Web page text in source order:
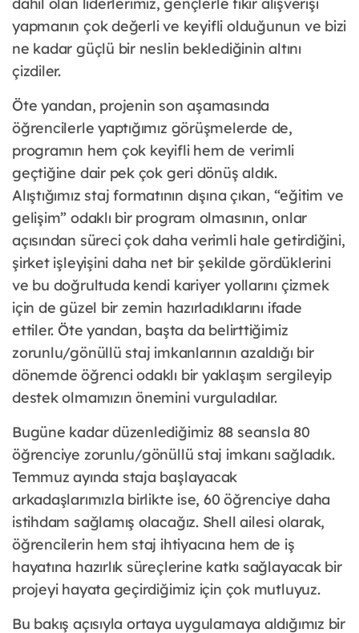
dahil olan liderlerimiz, gençlerle fikir alışverişi
yapmanın çok değerli ve keyifli olduğunun ve bizi
ne kadar güçlü bir neslin beklediğinin altını
çizdiler.
Öte yandan, projenin son aşamasında
öğrencilerle yaptığımız görüşmelerde de,
programın hem çok keyifli hem de verimli
geçtiğine dair pek çok geri dönüş aldık.
Alıştığımız staj formatının dışına çıkan, “eğitim ve
gelişim” odaklı bir program olmasının, onlar
açısından süreci çok daha verimli hale getirdiğini,
şirket işleyişini daha net bir şekilde gördüklerini
ve bu doğrultuda kendi kariyer yollarını çizmek
için de güzel bir zemin hazırladıklarını ifade
ettiler. Öte yandan, başta da belirttiğimiz
zorunlu/gönüllü staj imkanlarının azaldığı bir
dönemde öğrenci odaklı bir yaklaşım sergileyip
destek olmamızın önemini vurguladılar.
Bugüne kadar düzenlediğimiz 88 seansla 80
öğrenciye zorunlu/gönüllü staj imkanı sağladık.
Temmuz ayında staja başlayacak
arkadaşlarımızla birlikte ise, 60 öğrenciye daha
istihdam sağlamış olacağız. Shell ailesi olarak,
öğrencilerin hem staj ihtiyacına hem de iş
hayatına hazırlık süreçlerine katkı sağlayacak bir
projeyi hayata geçirdiğimiz için çok mutluyuz.
Bu bakış açısıyla ortaya uygulamaya aldığımız bir